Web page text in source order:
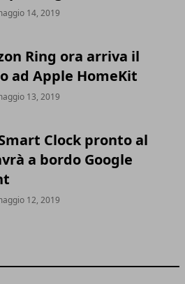
14, 2019
Ring ora arriva il
ad Apple HomeKit
13, 2019
Clock pronto al
a bordo Google
12, 2019